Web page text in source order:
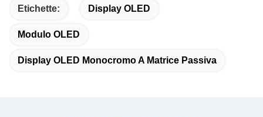
Etichette: Display OLED
Modulo OLED
Display OLED Monocromo A Matrice Passiva